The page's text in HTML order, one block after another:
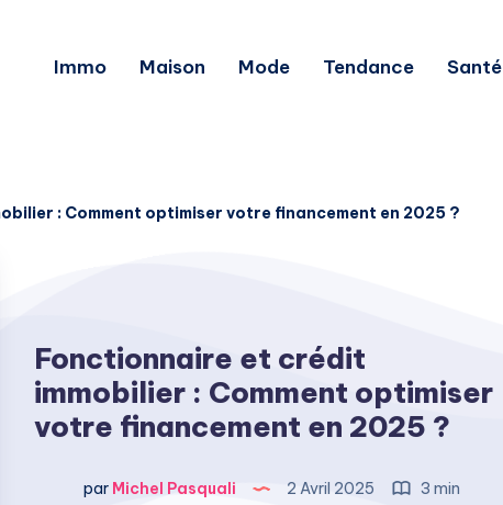
Immo Maison Mode Tendance Santé
: Comment optimiser votre financement en 2025 ?
Fonctionnaire et crédit
immobilier : Comment optimiser
votre financement en 2025 ?
par Michel Pasquali 2 Avril 2025 3 min